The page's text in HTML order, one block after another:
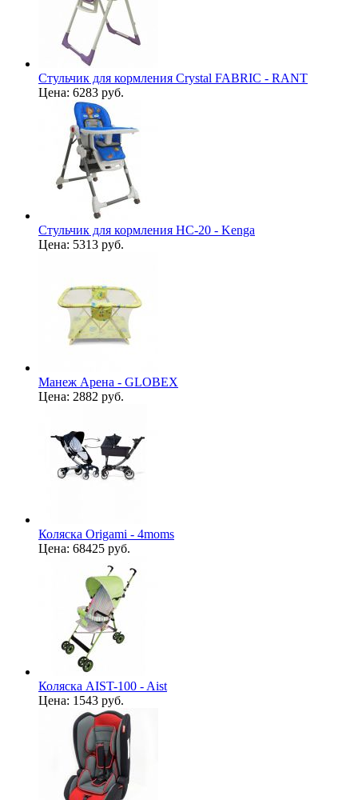
Стульчик для кормления Crystal FABRIC - RANT
Цена: 6283 руб.
Стульчик для кормления HC-20 - Kenga
Цена: 5313 руб.
Манеж Арена - GLOBEX
Цена: 2882 руб.
Коляска Origami - 4moms
Цена: 68425 руб.
Коляска AIST-100 - Aist
Цена: 1543 руб.